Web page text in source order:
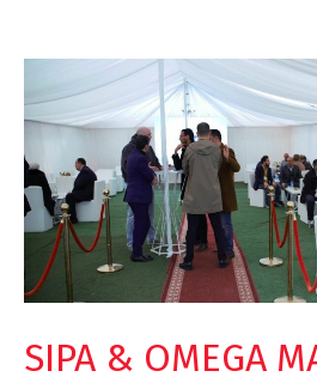
SIPA & OMEGA